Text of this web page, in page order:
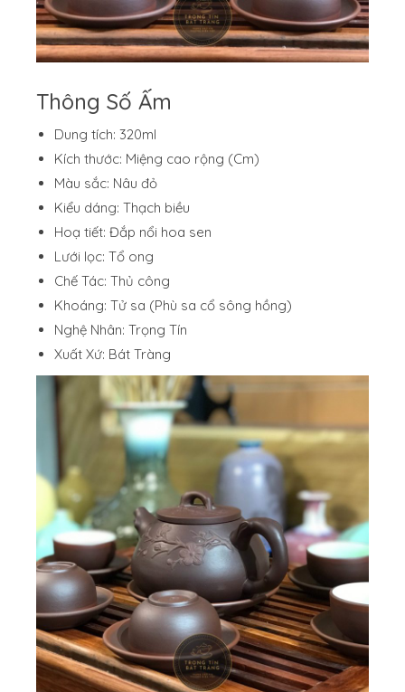
Thông Số Ấm
Dung tích: 320ml
Kích thước: Miệng cao rộng (Cm)
Màu sắc: Nâu đỏ
Kiểu dáng: Thạch biều
Hoạ tiết: Đắp nổi hoa sen
Lưới lọc: Tổ ong
Chế Tác: Thủ công
Khoáng: Tử sa (Phù sa cổ sông hồng)
Nghệ Nhân: Trọng Tín
Xuất Xứ: Bát Tràng